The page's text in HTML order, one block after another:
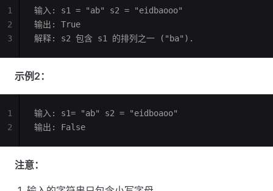
输入: s1 = "ab" s2 = "eidbaooo"
输出: True
解释: s2 包含 s1 的排列之一 ("ba").
1
2
3
示例2：
输入: s1= "ab" s2 = "eidboaoo"
输出: False
1
2
注意：